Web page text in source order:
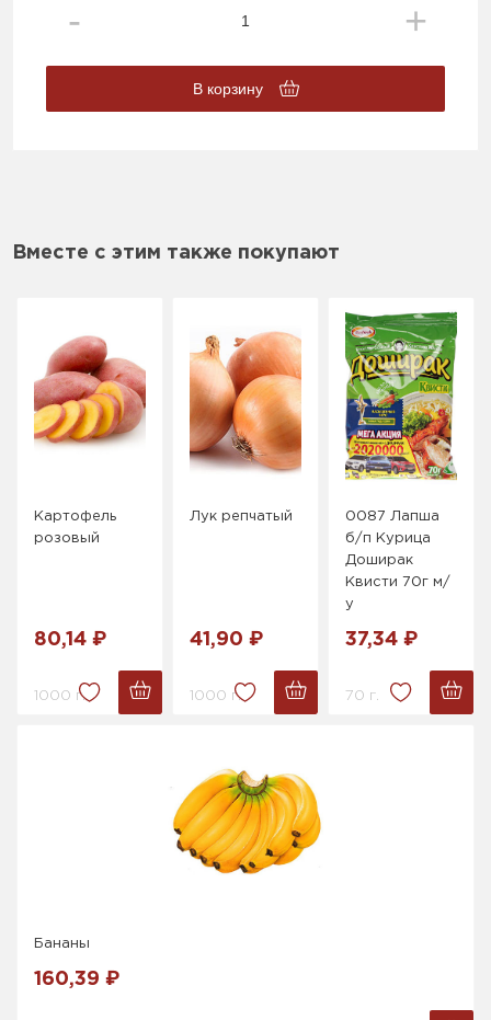
В корзину
Вместе с этим также покупают
Картофель
розовый
80,14 ₽
1000 г.
Лук репчатый
41,90 ₽
1000 г.
0087 Лапша
б/п Курица
Доширак
Квисти 70г м/
у
37,34 ₽
70 г.
Бананы
160,39 ₽